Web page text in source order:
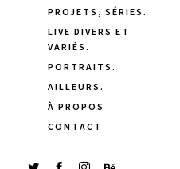
PROJETS, SÉRIES.
LIVE DIVERS ET
VARIÉS.
PORTRAITS.
AILLEURS.
À PROPOS
CONTACT